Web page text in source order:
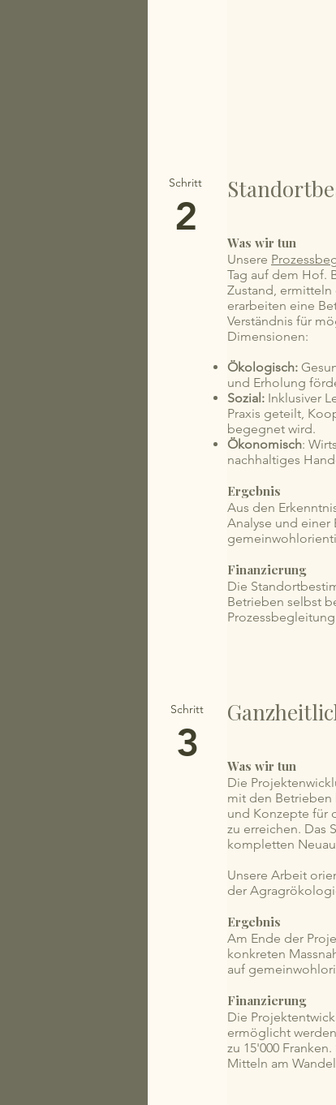
Schritt
2
Was wir tun
Unsere
Tag auf dem Hof.
Zustand,
erarbeiten eine
Verständnis für
Dimensionen:
Ökologisch:
und Erholung
Sozial: Inklusiver
Praxis geteilt,
begegnet wird.
Ökonomisch:
nachhaltiges
Ergebnis
Aus den
Analyse und
Finanzierung
Die
Betrieben selbst
Schritt
3 Was wir tun
Die
mit den Betrieben
und Konzepte für
zu erreichen. Das
kompletten
Unsere Arbeit
der
Ergebnis
Am Ende der
konkreten
auf
Finanzierung
Die
ermöglicht
zu 15'000
Mitteln am